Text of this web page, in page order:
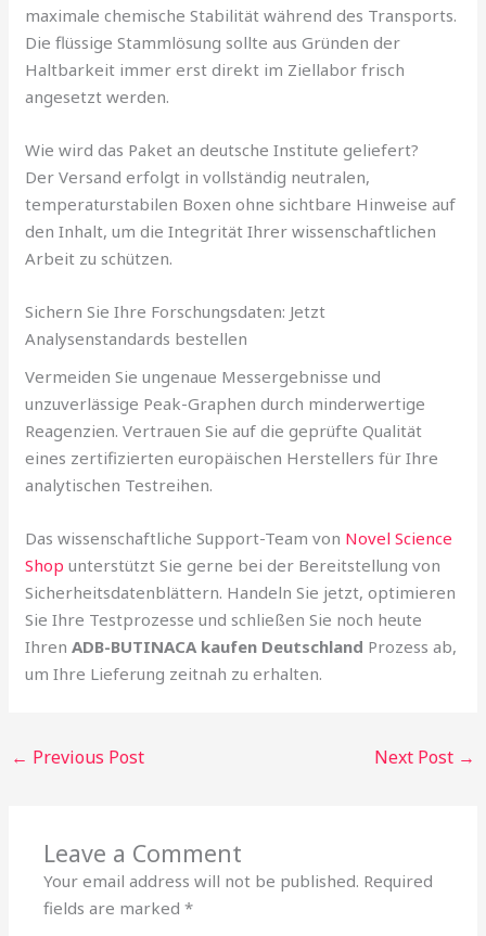
maximale chemische Stabilität während des Transports.
Die flüssige Stammlösung sollte aus Gründen der
Haltbarkeit immer erst direkt im Ziellabor frisch
angesetzt werden.
Wie wird das Paket an deutsche Institute geliefert?
Der Versand erfolgt in vollständig neutralen,
temperaturstabilen Boxen ohne sichtbare Hinweise auf
den Inhalt, um die Integrität Ihrer wissenschaftlichen
Arbeit zu schützen.
Sichern Sie Ihre Forschungsdaten: Jetzt
Analysenstandards bestellen
Vermeiden Sie ungenaue Messergebnisse und
unzuverlässige Peak-Graphen durch minderwertige
Reagenzien. Vertrauen Sie auf die geprüfte Qualität
eines zertifizierten europäischen Herstellers für Ihre
analytischen Testreihen.
Das wissenschaftliche Support-Team von Novel Science
Shopunterstützt Sie gerne bei der Bereitstellung von
Sicherheitsdatenblättern. Handeln Sie jetzt, optimieren
Sie Ihre Testprozesse und schließen Sie noch heute
IhrenADB-BUTINACA kaufen Deutschland Prozess ab,
um Ihre Lieferung zeitnah zu erhalten.
← Previous Post Next Post →
Leave a Comment
Your email address will not be published. Required
fields are marked*